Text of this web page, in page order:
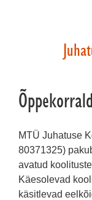
MTÜ Juhatuse
80371325)
avatud
Käesolevad
käsitlevad